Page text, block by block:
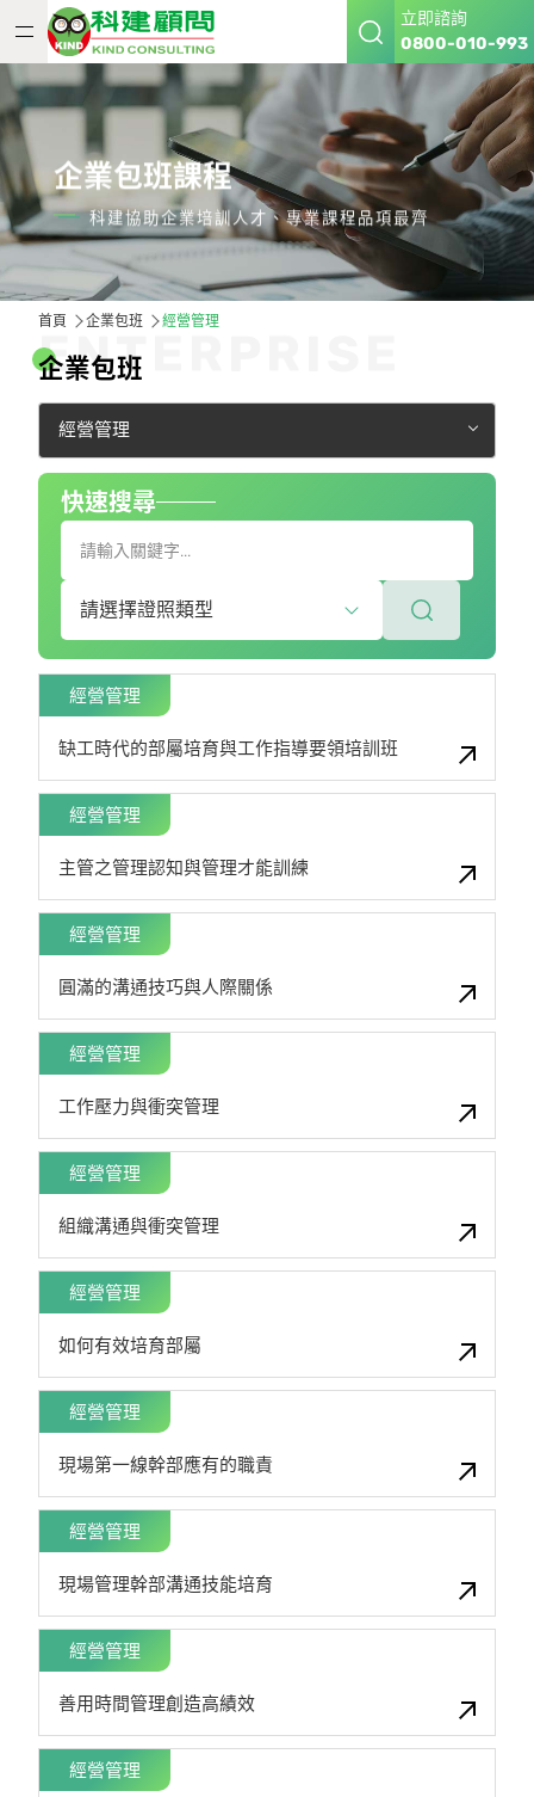
立即諮詢
0800-010-993
企業包班課程
科建協助企業培訓人才、專業課程品項最齊
首頁 企業包班 經營管理
企業包班
ENT
經營管理
快速搜尋
經營管理
缺工時代的部屬培育與工作指導要領培訓班
經營管理
主管之管理認知與管理才能訓練
經營管理
圓滿的溝通技巧與人際關係
經營管理
工作壓力與衝突管理
經營管理
組織溝通與衝突管理
經營管理
如何有效培育部屬
經營管理
現場第一線幹部應有的職責
經營管理
現場管理幹部溝通技能培育
經營管理
善用時間管理創造高績效
經營管理